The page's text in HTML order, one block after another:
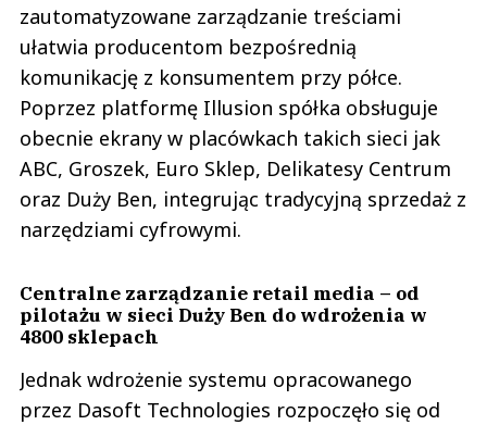
zautomatyzowane zarządzanie treściami
ułatwia producentom bezpośrednią
komunikację z konsumentem przy półce.
Poprzez platformę Illusion spółka obsługuje
obecnie ekrany w placówkach takich sieci jak
ABC, Groszek, Euro Sklep, Delikatesy Centrum
oraz Duży Ben, integrując tradycyjną sprzedaż z
narzędziami cyfrowymi.
Centralne zarządzanie retail media – od
pilotażu w sieci Duży Ben do wdrożenia w
4800 sklepach
Jednak wdrożenie systemu opracowanego
przez Dasoft Technologies rozpoczęło się od